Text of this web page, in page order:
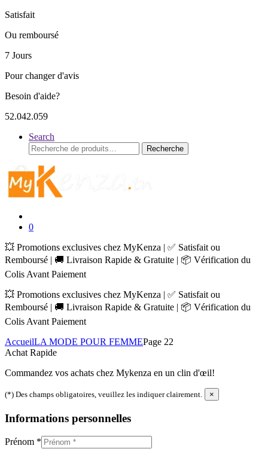
Satisfait
Ou remboursé
7 Jours
Pour changer d'avis
Besoin d'aide?
52.042.059
Search
Recherche
pour :
Recherche
0
💥 Promotions exclusives chez MyKenza | ✅ Satisfait ou
Remboursé | 🚚 Livraison Rapide & Gratuite | 📦 Vérification du
Colis Avant Paiement
💥 Promotions exclusives chez MyKenza | ✅ Satisfait ou
Remboursé | 🚚 Livraison Rapide & Gratuite | 📦 Vérification du
Colis Avant Paiement
AccueilLA MODE POUR FEMMEPage 22
Achat Rapide
Commandez vos achats chez Mykenza en un clin d'œil!
(*) Des champs obligatoires, veuillez les indiquer clairement. ×
Informations personnelles
Prénom *